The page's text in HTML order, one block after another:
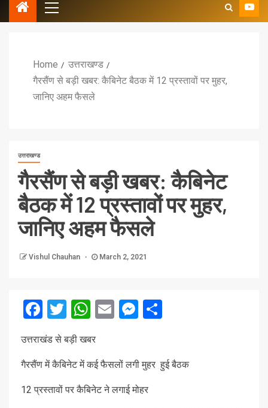
Home
उत्तराखण्ड
गैरसैंण से बड़ी खबर: कैबिनेट बैठक में 12 प्रस्तावों पर मुहर,
जानिए अहम फैसले
उत्तराखण्ड
गैरसैंण से बड़ी खबर: कैबिनेट
बैठक में 12 प्रस्तावों पर मुहर,
जानिए अहम फैसले
Vishul Chauhan March 2, 2021
Facebook
Twitter
WhatsApp
EmailMessenger
उत्तराखंड से बड़ी खबर
गैरसैंण में कैबिनेट में कई फैसलों लगी मुहर हुई बैठक
12 प्रस्तावों पर कैबिनेट ने लगाई मोहर